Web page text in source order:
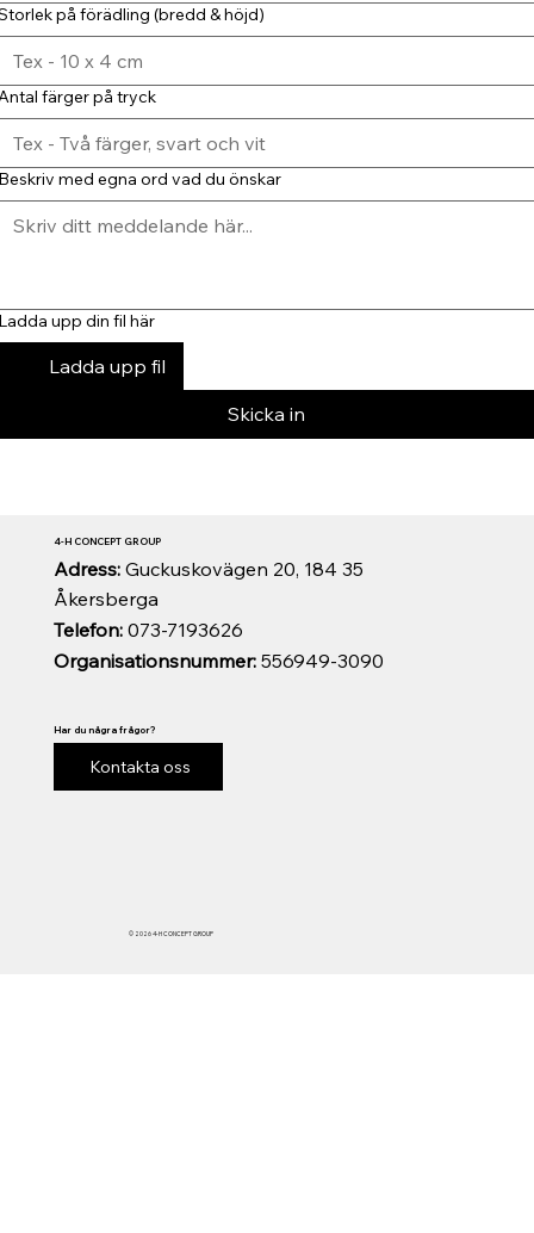
på förädling (bredd & höjd)
färger på tryck
med egna ord vad du önskar
upp din fil här
Ladda upp fil
Skicka in
© 2026 4-H CONCEPT GROUP
Organisationsnummer:556949-3090
Telefon:073-7193626
Adress: Guckuskovägen 20, 184 35
Åkersberga
4-H CONCEPT GROUP
Har du några frågor?
Kontakta oss